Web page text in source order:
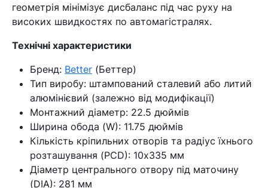
геометрія мінімізує дисбаланс під час руху на
високих швидкостях по автомагістралях.
Технічні характеристики
Бренд: Better (Беттер)
Тип виробу: штампований сталевий або литий
алюмінієвий (залежно від модифікації)
Монтажний діаметр: 22.5 дюймів
Ширина обода (W): 11.75 дюймів
Кількість кріпильних отворів та радіус їхнього
розташування (PCD): 10х335 мм
Діаметр центрального отвору під маточину
(DIA): 281 мм